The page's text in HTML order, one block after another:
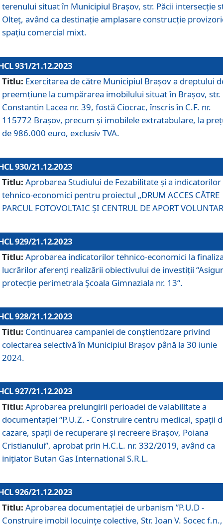
terenului situat în Municipiul Brașov, str. Păcii intersecție
Olteț, având ca destinație amplasare construcție
spațiu comercial mixt.
931/21.12.2023
Titlu: Exercitarea de către Municipiul Brașov a dreptului
preemțiune la cumpărarea imobilului situat în Brașov, str.
Constantin Lacea nr. 39, fostă Ciocrac, înscris în C.F. nr.
115772 Brașov, precum și imobilele extratabulare, la
de 986.000 euro, exclusiv TVA.
930/21.12.2023
Titlu: Aprobarea Studiului de Fezabilitate și a indicatorilor
tehnico-economici pentru proiectul „DRUM ACCES CĂTRE
PARCUL FOTOVOLTAIC ȘI CENTRUL DE APORT
929/21.12.2023
Titlu: Aprobarea indicatorilor tehnico-economici la
lucrărilor aferenți realizării obiectivului de investiții
protecție perimetrala Școala Gimnaziala nr. 13“.
928/21.12.2023
Titlu: Continuarea campaniei de conștientizare privind
colectarea selectivă în Municipiul Braşov până la 30 iunie
2024.
927/21.12.2023
Titlu: Aprobarea prelungirii perioadei de valabilitate a
documentaţiei “P.U.Z. - Construire centru medical, spații
cazare, spații de recuperare și recreere Brașov, Poiana
Cristianului”, aprobat prin H.C.L. nr. 332/2019, având ca
inițiator Butan Gas International S.R.L.
926/21.12.2023
Titlu: Aprobarea documentaţiei de urbanism ”P.U.D -
Construire imobil locuințe colective, Str. Ioan V. Socec f.n.,